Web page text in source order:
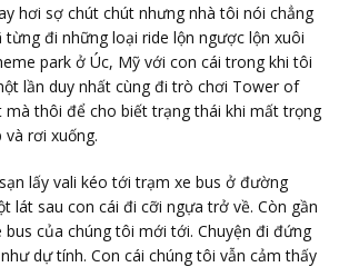
hơi sợ chút chút nhưng nhà tôi nói chẳng
đi những loại ride lộn ngược lộn xuôi
park ở Úc, Mỹ với con cái trong khi tôi
lần duy nhất cùng đi trò chơi Tower of
mà thôi để cho biết trạng thái khi mất trọng
rơi xuống.
lấy vali kéo tới trạm xe bus ở đường
lát sau con cái đi cỡi ngựa trở về. Còn gần
bus của chúng tôi mới tới. Chuyện đi đứng
dự tính. Con cái chúng tôi vẫn cảm thấy